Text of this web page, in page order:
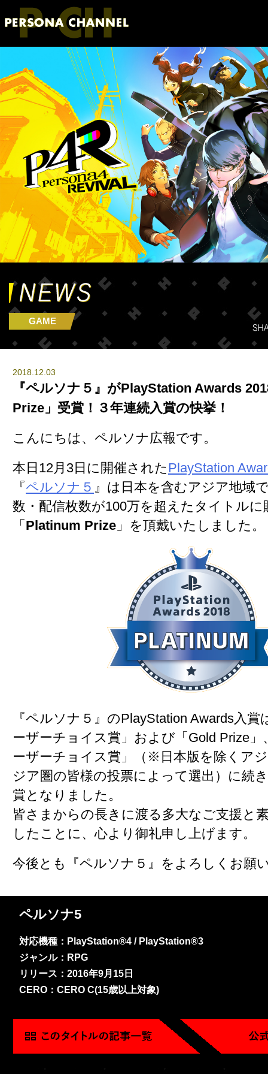
GAME
2018.12.03
『ペルソナ５』がPlayStation Awards
Prize」受賞！３年連続入賞の快挙！
こんにちは、ペルソナ広報です。
本日12月3日に開催された PlayStation
『ペルソナ５ 』は日本を含むアジア地域
数・配信枚数が100万を超えたタイトルに
「 Platinum Prize 」を頂戴いたしました。
『ペルソナ５』のPlayStation Awards入賞
ーザーチョイス賞」および「Gold Prize」
ーザーチョイス賞」（※日本版を除くア
ジア圏の皆様の投票によって選出）に続
賞となりました。
皆さまからの長きに渡る多大なご支援と
したことに、心より御礼申し上げます。
今後とも『ペルソナ５』をよろしくお願
ペルソナ5
対応機種：PlayStation®4 / PlayStation®3
ジャンル：RPG
リリース：2016年9月15日
CERO：CERO C(15歳以上対象)